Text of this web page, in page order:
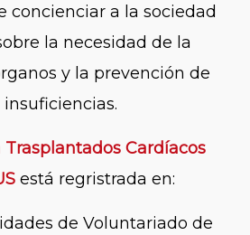
concienciar a la sociedad
la necesidad de la
y la prevención de
insuficiencias.
Trasplantados Cardíacos
está regristrada en:
de Voluntariado de